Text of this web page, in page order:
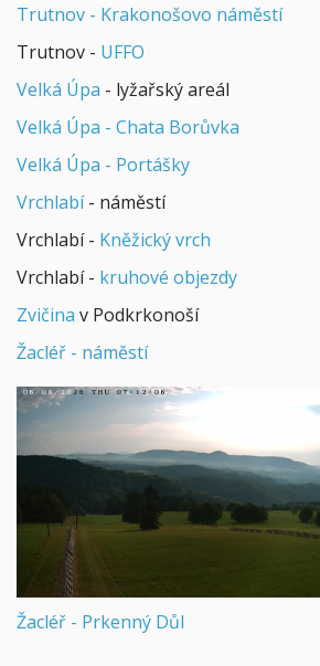
Trutnov - Krakonošovo náměstí
Trutnov - UFFO
Velká Úpa - lyžařský areál
Velká Úpa - Chata Borůvka
Velká Úpa - Portášky
Vrchlabí- náměstí
Vrchlabí - Kněžický vrch
Vrchlabí - kruhové objezdy
Zvičina v Podkrkonoší
Žacléř - náměstí
Žacléř - Prkenný Důl